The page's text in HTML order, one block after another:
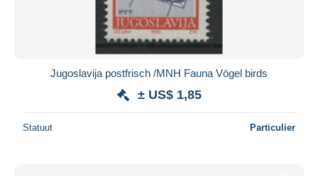
Jugoslavija postfrisch /MNH Fauna Vögel birds
± US$ 1,85
Statuut Particulier